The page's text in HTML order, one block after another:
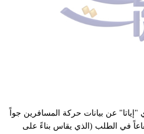
عن بيانات حركة المسافرين جواً
تظهر ارتفاعاً في الطلب (الذي يقاس بناءً على